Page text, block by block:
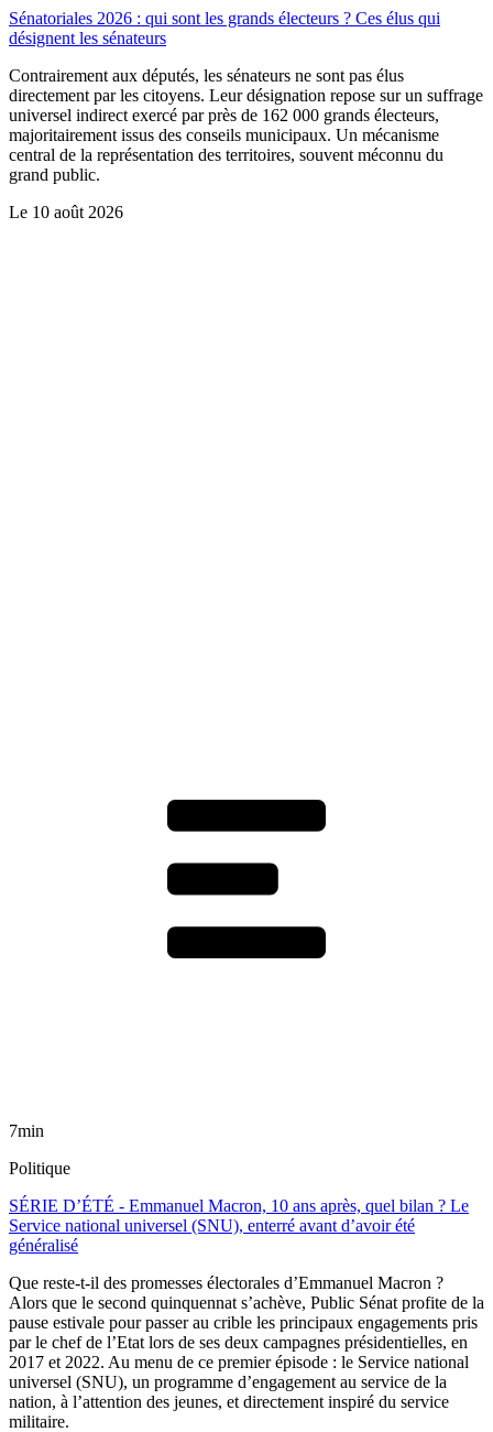
Sénatoriales 2026 : qui sont les grands électeurs ? Ces élus qui
désignent les sénateurs
Contrairement aux députés, les sénateurs ne sont pas élus
directement par les citoyens. Leur désignation repose sur un suffrage
universel indirect exercé par près de 162 000 grands électeurs,
majoritairement issus des conseils municipaux. Un mécanisme
central de la représentation des territoires, souvent méconnu du
grand public.
Le 10 août 2026
7min
Politique
SÉRIE D’ÉTÉ - Emmanuel Macron, 10 ans après, quel bilan ? Le
Service national universel (SNU), enterré avant d’avoir été
généralisé
Que reste-t-il des promesses électorales d’Emmanuel Macron ?
Alors que le second quinquennat s’achève, Public Sénat profite de la
pause estivale pour passer au crible les principaux engagements pris
par le chef de l’Etat lors de ses deux campagnes présidentielles, en
2017 et 2022. Au menu de ce premier épisode : le Service national
universel (SNU), un programme d’engagement au service de la
nation, à l’attention des jeunes, et directement inspiré du service
militaire.